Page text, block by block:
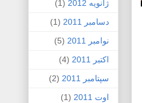
ژانویه 2012
(1)
دسامبر 2011
(1)
نوامبر 2011
(5)
اکتبر 2011
(4)
سپتامبر 2011
(2)
اوت 2011
(1)